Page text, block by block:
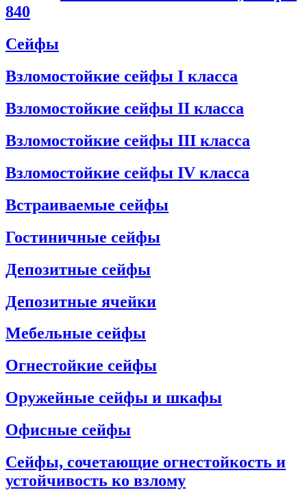
840
Сейфы
Взломостойкие сейфы I класса
Взломостойкие сейфы II класса
Взломостойкие сейфы III класса
Взломостойкие сейфы IV класса
Встраиваемые сейфы
Гостиничные сейфы
Депозитные сейфы
Депозитные ячейки
Мебельные сейфы
Огнестойкие сейфы
Оружейные сейфы и шкафы
Офисные сейфы
Сейфы, сочетающие огнестойкость и
устойчивость ко взлому